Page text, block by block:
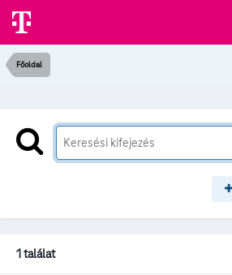
Főoldal
1 találat